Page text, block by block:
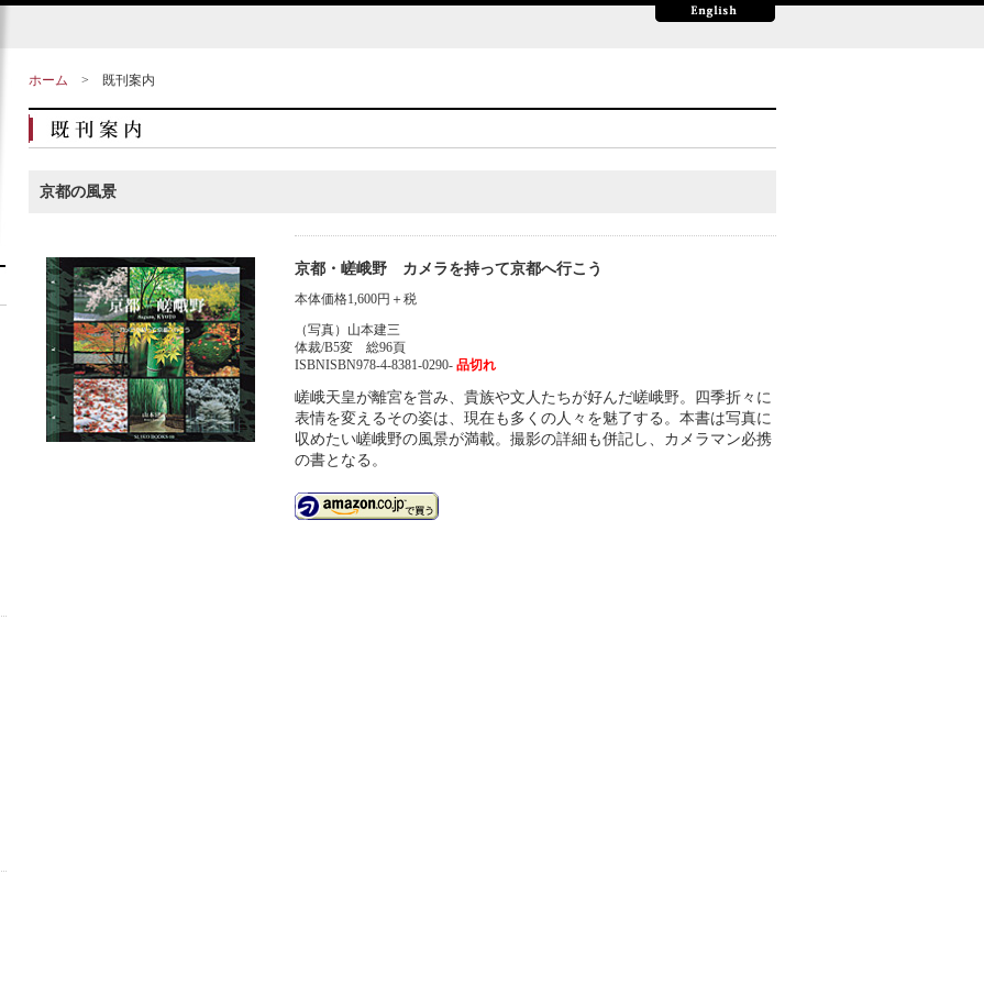
ホーム > 既刊案内
京都の風景
京都・嵯峨野 カメラを持って京都へ行こう
本体価格1,600円＋税
（写真）山本建三
体裁/B5変 総96頁
ISBNISBN978-4-8381-0290- 品切れ
嵯峨天皇が離宮を営み、貴族や文人たちが好んだ嵯峨野。四季折々に
表情を変えるその姿は、現在も多くの人々を魅了する。本書は写真に
収めたい嵯峨野の風景が満載。撮影の詳細も併記し、カメラマン必携
の書となる。